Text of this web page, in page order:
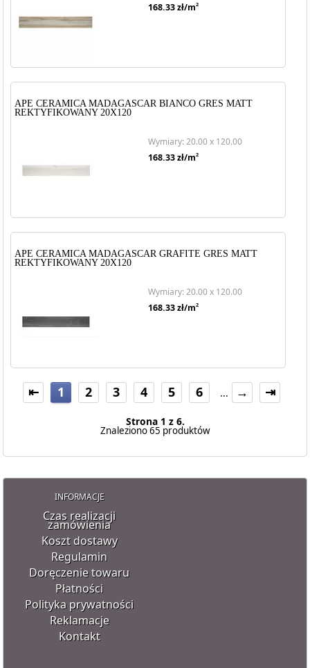
168.33zł/m2
APE CERAMICA MADAGASCAR BIANCO GRES MATT
REKTYFIKOWANY 20X120
Wymiary: 20.00 x 120.00
168.33zł/m2
APE CERAMICA MADAGASCAR GRAFITE GRES MATT
REKTYFIKOWANY 20X120
Wymiary: 20.00 x 120.00
168.33zł/m2
⇤ 1 2 3 4 5 6 ... → ⇥
Strona 1 z 6.
Znaleziono 65 produktów
INFORMACJE
Czas realizacji
zamówienia
Koszt dostawy
Regulamin
Doręczenie towaru
Płatności
Polityka prywatności
Reklamacje
Kontakt